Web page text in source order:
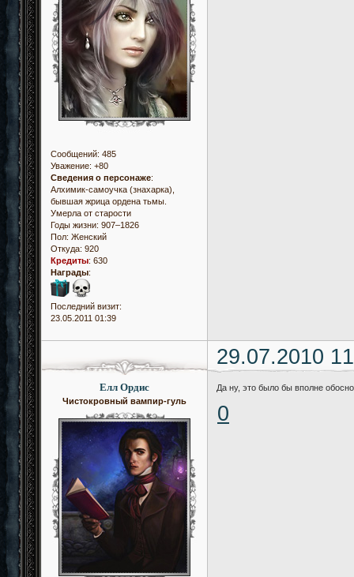
Сообщений: 485
Уважение: +80
Сведения о персонаже:
Алхимик-самоучка (знахарка),
бывшая жрица ордена тьмы.
Умерла от старости
Годы жизни: 907–1826
Пол: Женский
Откуда: 920
Кредиты: 630
Награды:
Последний визит:
23.05.2011 01:39
29.07.2010
Елл Ордис
Чистокровный вампир-гуль
Да ну, это было бы вполне
0